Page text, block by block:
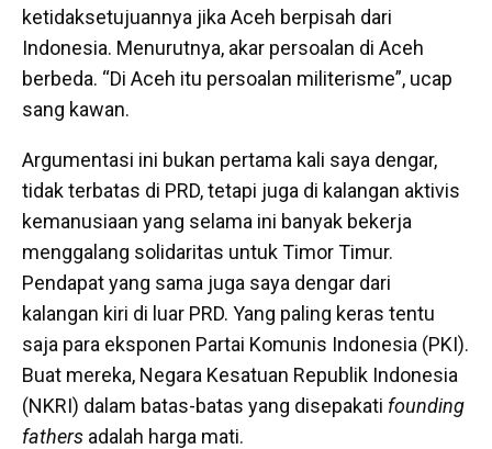
ketidaksetujuannya jika Aceh berpisah dari
Indonesia. Menurutnya, akar persoalan di Aceh
berbeda. “Di Aceh itu persoalan militerisme”, ucap
sang kawan.
Argumentasi ini bukan pertama kali saya dengar,
tidak terbatas di PRD, tetapi juga di kalangan aktivis
kemanusiaan yang selama ini banyak bekerja
menggalang solidaritas untuk Timor Timur.
Pendapat yang sama juga saya dengar dari
kalangan kiri di luar PRD. Yang paling keras tentu
saja para eksponen Partai Komunis Indonesia (PKI).
Buat mereka, Negara Kesatuan Republik Indonesia
(NKRI) dalam batas-batas yang disepakati founding
fathers adalah harga mati.